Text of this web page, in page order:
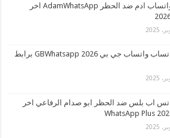
تحميل واتساب ادم ضد الحظر AdamWhatsApp اخر
تنزيل واتساب واتساب جي بي 2026 GBWhatsapp برابط
اب بلس ضد الحظر ابو صدام الرفاعي اخر